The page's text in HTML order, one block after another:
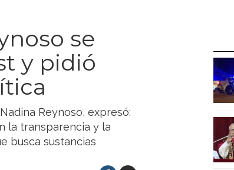
se
y pidió
Reynoso, expresó:
la transparencia y la
busca sustancias